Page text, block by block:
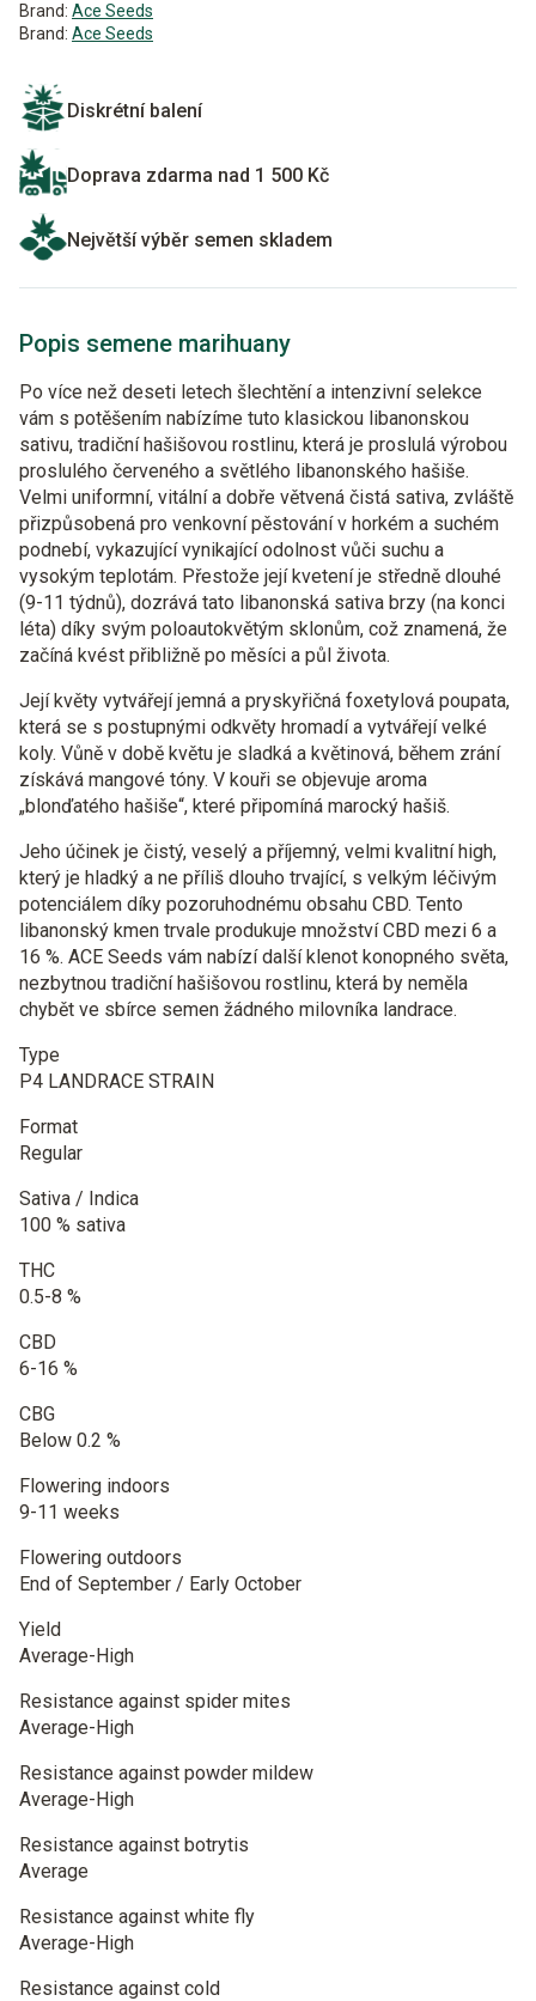
Brand: Ace Seeds
Brand: Ace Seeds
Diskrétní balení
Doprava zdarma nad 1 500 Kč
Největší výběr semen skladem
Popis semene marihuany
Po více než deseti letech šlechtění a intenzivní selekce
vám s potěšením nabízíme tuto klasickou libanonskou
sativu, tradiční hašišovou rostlinu, která je proslulá výrobou
proslulého červeného a světlého libanonského hašiše.
Velmi uniformní, vitální a dobře větvená čistá sativa, zvláště
přizpůsobená pro venkovní pěstování v horkém a suchém
podnebí, vykazující vynikající odolnost vůči suchu a
vysokým teplotám. Přestože její kvetení je středně dlouhé
(9-11 týdnů), dozrává tato libanonská sativa brzy (na konci
léta) díky svým poloautokvětým sklonům, což znamená, že
začíná kvést přibližně po měsíci a půl života.
Její květy vytvářejí jemná a pryskyřičná foxetylová poupata,
která se s postupnými odkvěty hromadí a vytvářejí velké
koly. Vůně v době květu je sladká a květinová, během zrání
získává mangové tóny. V kouři se objevuje aroma
„blonďatého hašiše“, které připomíná marocký hašiš.
Jeho účinek je čistý, veselý a příjemný, velmi kvalitní high,
který je hladký a ne příliš dlouho trvající, s velkým léčivým
potenciálem díky pozoruhodnému obsahu CBD. Tento
libanonský kmen trvale produkuje množství CBD mezi 6 a
16 %. ACE Seeds vám nabízí další klenot konopného světa,
nezbytnou tradiční hašišovou rostlinu, která by neměla
chybět ve sbírce semen žádného milovníka landrace.
Type
P4 LANDRACE STRAIN
Format
Regular
Sativa / Indica
100 % sativa
THC
0.5-8 %
CBD
6-16 %
CBG
Below 0.2 %
Flowering indoors
9-11 weeks
Flowering outdoors
End of September / Early October
Yield
Average-High
Resistance against spider mites
Average-High
Resistance against powder mildew
Average-High
Resistance against botrytis
Average
Resistance against white fly
Average-High
Resistance against cold